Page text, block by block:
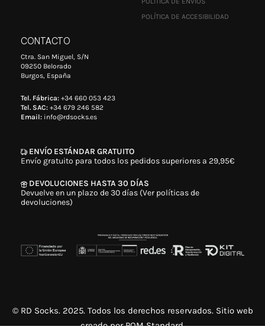
POLÍTICA DE ACCESIBILIDAD
CONTACTO
Ctra. San Miguel, S/N
09250 Belorado
Burgos, España
Tel. Fábrica: +34 660 053 423
Tel. SAC: +34 679 246 582
Email: info@rdsocks.es
ENVÍO ESTÁNDAR GRATUITO
Envío gratuito para todos los pedidos superiores a 29,95€
DEVOLUCIONES HASTA 30 DÍAS
Devuelve en un plazo de 30 días (Ver políticas de
devoluciones)
© RD Socks. 2025. Todos los derechos reservados. Sitio web
creado porPOM Standard.